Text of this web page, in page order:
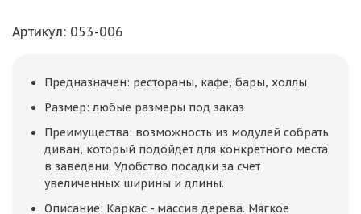
Артикул: 053-006
Предназначен: рестораны, кафе, бары, холлы
Размер: любые размеры под заказ
Преимущества: возможность из модулей собрать
диван, который подойдет для конкретного места
в заведени. Удобство посадки за счет
увеличенных ширины и длины.
Описание: Каркас - массив дерева. Мягкое